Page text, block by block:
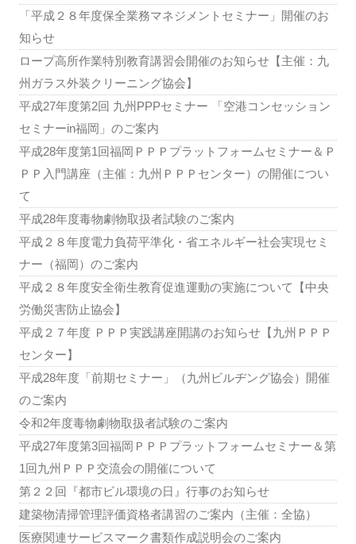
「平成２８年度保全業務マネジメントセミナー」開催のお
知らせ
ロープ高所作業特別教育講習会開催のお知らせ【主催：九
州ガラス外装クリーニング協会】
平成27年度第2回 九州PPPセミナー 「空港コンセッション
セミナーin福岡」のご案内
平成28年度第1回福岡ＰＰＰプラットフォームセミナー＆Ｐ
ＰＰ入門講座（主催：九州ＰＰＰセンター）の開催につい
て
平成28年度毒物劇物取扱者試験のご案内
平成２８年度電力負荷平準化・省エネルギー社会実現セミ
ナー（福岡）のご案内
平成２８年度安全衛生教育促進運動の実施について【中央
労働災害防止協会】
平成２７年度 ＰＰＰ実践講座開講のお知らせ【九州ＰＰＰ
センター】
平成28年度「前期セミナー」（九州ビルヂング協会）開催
のご案内
令和2年度毒物劇物取扱者試験のご案内
平成27年度第3回福岡ＰＰＰプラットフォームセミナー＆第
1回九州ＰＰＰ交流会の開催について
第２２回『都市ビル環境の日』行事のお知らせ
建築物清掃管理評価資格者講習のご案内（主催：全協）
医療関連サービスマーク書類作成説明会のご案内